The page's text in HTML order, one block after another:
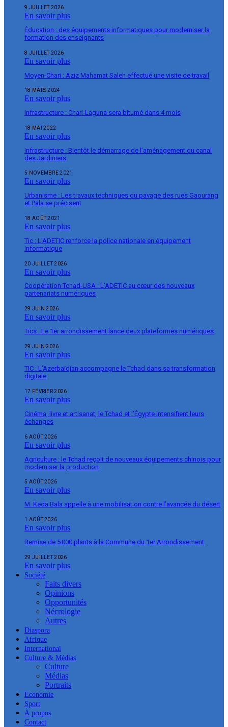
9 JUILLET 2026
En savoir plus
Éducation : des équipements informatiques pour moderniser la
formation des enseignants
8 JUILLET 2026
En savoir plus
Moyen-Chari : Aziz Mahamat Saleh effectué une visite de travail
18 MARS 2024
En savoir plus
Infrastructure : Chari-Laguna sera bitumé dans 4 mois
18 MAI 2022
En savoir plus
Infrastructure : Bientôt le démarrage de l’aménagement du canal
des Jardiniers
5 NOVEMBRE 2021
En savoir plus
Urbanisme : Les travaux techniques du pavage des rues Gaourang
et Pala se précisent
18 AOÛT 2021
En savoir plus
Tic : L’ADETIC renforce la police nationale en équipement
informatique
20 JUILLET 2026
En savoir plus
Coopération Tchad-USA : L’ADETIC au cœur des nouveaux
partenariats numériques
29 JUIN 2026
En savoir plus
Tics : Le 1er arrondissement lance deux plateformes numériques
29 JUIN 2026
En savoir plus
TIC : L’Azerbaïdjan accompagne le Tchad dans sa transformation
digitale
17 FÉVRIER 2026
En savoir plus
Cinéma, livre et artisanat, le Tchad et l’Égypte intensifient leurs
échanges
6 AOÛT 2026
En savoir plus
Agriculture : le Tchad reçoit de nouveaux équipements chinois pour
moderniser la production
5 AOÛT 2026
En savoir plus
M. Keda Bala appelle à une mobilisation contre l’avancée du désert
1 AOÛT 2026
En savoir plus
Remise de 5 000 plants à la Commune du 1er Arrondissement
29 JUILLET 2026
En savoir plus
Société
Faits divers
Opinions
Opportunités
Nécrologie
Autres
Diaspora
Afrique
International
Culture & Médias
Culture
Médias
Portraits
Economie
Sport
À propos
Contact